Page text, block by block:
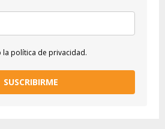
la política de privacidad.
SUSCRIBIRME